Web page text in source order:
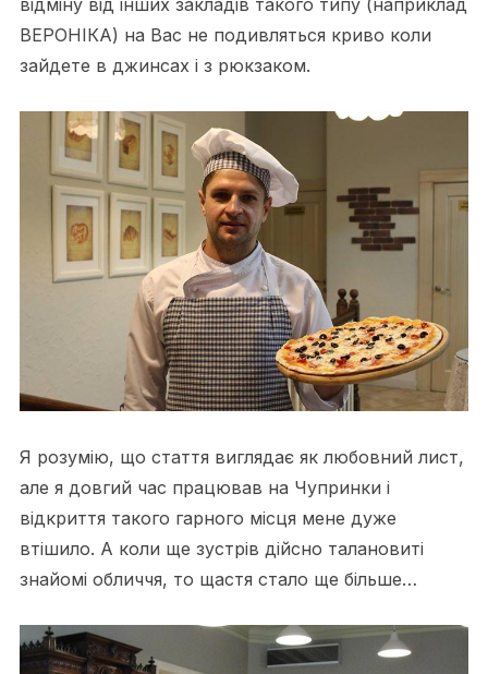
відміну від інших закладів такого типу (наприклад
ВЕРОНІКА) на Вас не подивляться криво коли
зайдете в джинсах і з рюкзаком.
Я розумію, що стаття виглядає як любовний лист,
але я довгий час працював на Чупринки і
відкриття такого гарного місця мене дуже
втішило. А коли ще зустрів дійсно талановиті
знайомі обличчя, то щастя стало ще більше…